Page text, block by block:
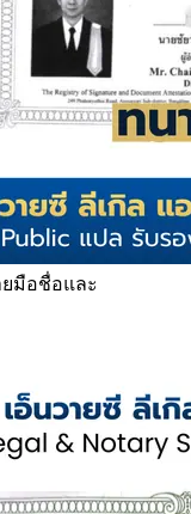
มือชื่อและ